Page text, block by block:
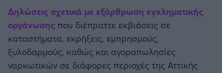
Δηλώσεις σχετικά με εξάρθρωση εγκληματικής
οργάνωσης που διέπραττε εκβιάσεις σε
καταστήματα, εκρήξεις, εμπρησμούς,
ξυλοδαρμούς, καθώς και αγοραπωλησίες
ναρκωτικών σε διάφορες περιοχές της Αττικής